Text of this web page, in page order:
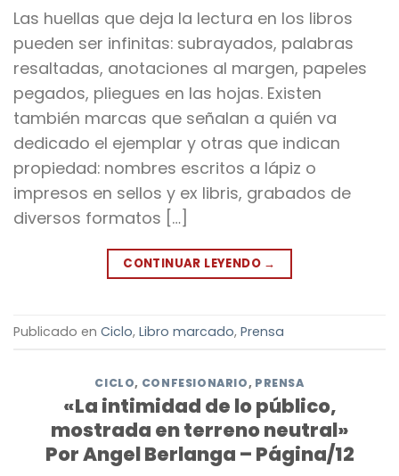
Las huellas que deja la lectura en los libros
pueden ser infinitas: subrayados, palabras
resaltadas, anotaciones al margen, papeles
pegados, pliegues en las hojas. Existen
también marcas que señalan a quién va
dedicado el ejemplar y otras que indican
propiedad: nombres escritos a lápiz o
impresos en sellos y ex libris, grabados de
diversos formatos […]
CONTINUAR LEYENDO →
Publicado en Ciclo, Libro marcado, Prensa
CICLO, CONFESIONARIO, PRENSA
«La intimidad de lo público,
mostrada en terreno neutral»
Por Angel Berlanga – Página/12